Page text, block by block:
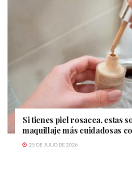
Si tienes piel rosacea, estas
maquillaje más cuidadosas
25 DE JULIO DE 2026